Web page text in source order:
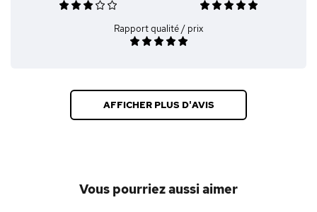
Rapport qualité / prix
AFFICHER PLUS D'AVIS
Vous pourriez aussi aimer